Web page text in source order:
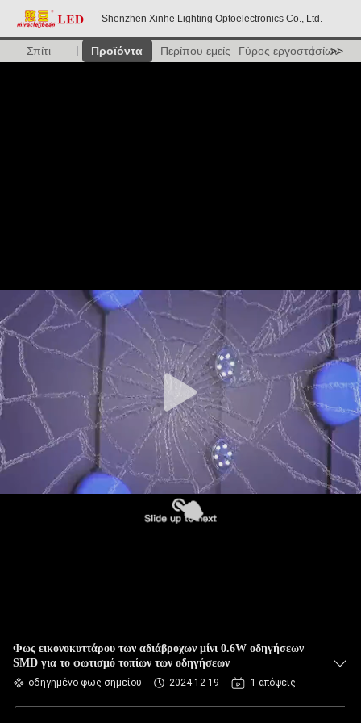
Shenzhen Xinhe Lighting Optoelectronics Co., Ltd.
Σπίτι Προϊόντα Περίπου εμείς Γύρος εργοστασίων
>>
Φως εικονοκυττάρου των αδιάβροχων μίνι 0.6W οδηγήσεων
SMD για το φωτισμό τοπίων των οδηγήσεων
οδηγημένο φως σημείου 2024-12-19 1 απόψεις